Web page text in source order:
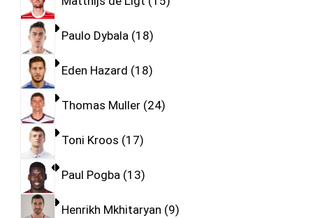
Paulo Dybala 18
Eden Hazard 18
Thomas Muller 24
Toni Kroos 17
Paul Pogba 13
Henrikh Mkhitaryan 9